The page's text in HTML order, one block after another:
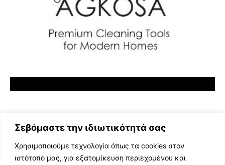
Σεβόμαστε την ιδιωτικότητά σας
Χρησιμοποιούμε τεχνολογία όπως τα cookies στον
ιστότοπό μας, για εξατομίκευση περιεχομένου και